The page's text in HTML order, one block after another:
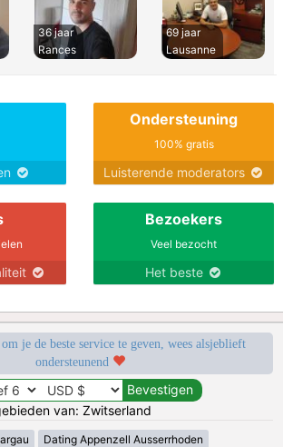
36 jaar
Rances
69 jaar
Lausanne
Ondersteuning
100% gratis
Luisterende moderators
Bezoekers
Veel bezocht
Het beste
je de beste service te geven, wees alsjeblieft
ondersteunend
van: Zwitserland
Dating Appenzell Ausserrhoden